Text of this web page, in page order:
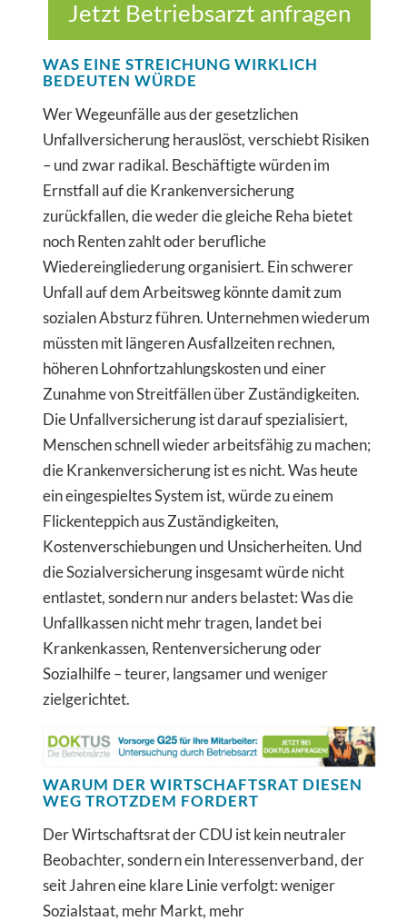
Jetzt Betriebsarzt anfragen
WAS EINE STREICHUNG WIRKLICH
BEDEUTEN WÜRDE
Wer Wegeunfälle aus der gesetzlichen
Unfallversicherung herauslöst, verschiebt Risiken
– und zwar radikal. Beschäftigte würden im
Ernstfall auf die Krankenversicherung
zurückfallen, die weder die gleiche Reha bietet
noch Renten zahlt oder berufliche
Wiedereingliederung organisiert. Ein schwerer
Unfall auf dem Arbeitsweg könnte damit zum
sozialen Absturz führen. Unternehmen wiederum
müssten mit längeren Ausfallzeiten rechnen,
höheren Lohnfortzahlungskosten und einer
Zunahme von Streitfällen über Zuständigkeiten.
Die Unfallversicherung ist darauf spezialisiert,
Menschen schnell wieder arbeitsfähig zu machen;
die Krankenversicherung ist es nicht. Was heute
ein eingespieltes System ist, würde zu einem
Flickenteppich aus Zuständigkeiten,
Kostenverschiebungen und Unsicherheiten. Und
die Sozialversicherung insgesamt würde nicht
entlastet, sondern nur anders belastet: Was die
Unfallkassen nicht mehr tragen, landet bei
Krankenkassen, Rentenversicherung oder
Sozialhilfe – teurer, langsamer und weniger
zielgerichtet.
WARUM DER WIRTSCHAFTSRAT DIESEN
WEG TROTZDEM FORDERT
Der Wirtschaftsrat der CDU ist kein neutraler
Beobachter, sondern ein Interessenverband, der
seit Jahren eine klare Linie verfolgt: weniger
Sozialstaat, mehr Markt, mehr